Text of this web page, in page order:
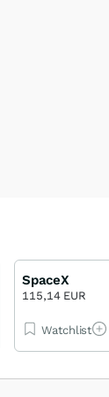
SpaceX
115,14 EUR
Watchlist